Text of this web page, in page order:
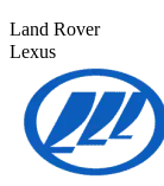
Land Rover
Lexus